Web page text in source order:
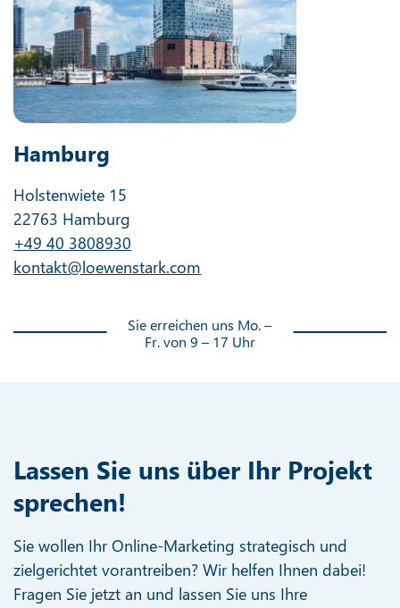
Hamburg
Holstenwiete 15
22763 Hamburg
+49 40 3808930
kontakt@loewenstark.com
Sie erreichen uns Mo. –
Fr. von 9 – 17 Uhr
Lassen Sie uns über Ihr Projekt
sprechen!
Sie wollen Ihr Online-Marketing strategisch und
zielgerichtet vorantreiben? Wir helfen Ihnen dabei!
Fragen Sie jetzt an und lassen Sie uns Ihre